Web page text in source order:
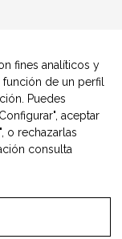
y AIAA
fines analíticos y
de un perfil
Puedes
aceptar
o rechazarlas
consulta